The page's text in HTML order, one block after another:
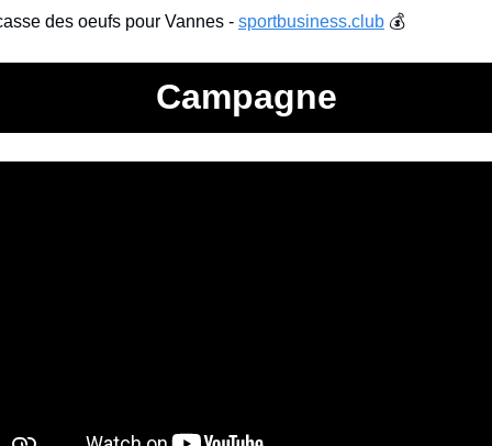
des oeufs pour Vannes - sportbusiness.club 💰
Campagne